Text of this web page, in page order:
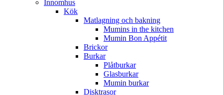
Innomhus
Kök
Matlagning och bakning
Mumins in the kitchen
Mumin Bon Appétit
Brickor
Burkar
Plåtburkar
Glasburkar
Mumin burkar
Disktrasor